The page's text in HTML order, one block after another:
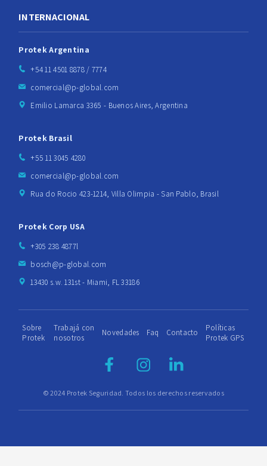
INTERNACIONAL
Protek Argentina
+54 11 4501 8878 / 7774
comercial@p-global.com
Emilio Lamarca 3365 - Buenos Aires, Argentina
Protek Brasil
+55 11 3045 4280
comercial@p-global.com
Rua do Rocio 423-1214, Villa Olimpia - San Pablo, Brasil
Protek Corp USA
+305 238 4877l
bosch@p-global.com
13430 s.w. 131st - Miami, FL 33186
© 2024 Protek Seguridad. Todos los derechos reservados
Sobre
Protek
Trabajá con
nosotros
Novedades Faq Contacto
Políticas
Protek GPS